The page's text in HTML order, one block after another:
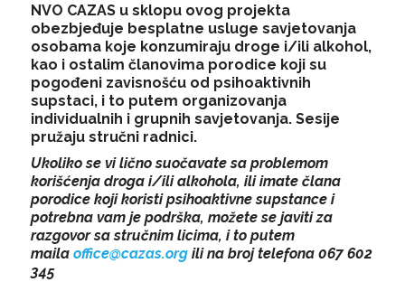
NVO CAZAS u sklopu ovog projekta
obezbjeđuje besplatne usluge savjetovanja
osobama koje konzumiraju droge i/ili alkohol,
kao i ostalim članovima porodice koji su
pogođeni zavisnošću od psihoaktivnih
supstaci, i to putem organizovanja
individualnih i grupnih savjetovanja. Sesije
pružaju stručni radnici.
Ukoliko se vi lično suočavate sa problemom
korišćenja droga i/ili alkohola, ili imate člana
porodice koji koristi psihoaktivne supstance i
potrebna vam je podrška, možete se javiti za
razgovor sa stručnim licima, i to putem
maila office@cazas.orgili na broj telefona 067 602
345